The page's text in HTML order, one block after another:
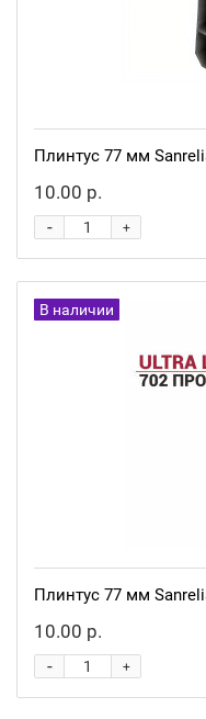
Плинтус 77 мм
10.00 р.
+
-
В наличии
Плинтус 77 мм
10.00 р.
+
-